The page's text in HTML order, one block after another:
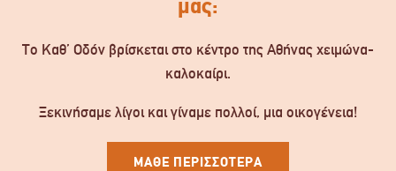
μας:
Το Καθ’ Οδόν βρίσκεται στο κέντρο της Αθήνας χειμώνα-
καλοκαίρι.
Ξεκινήσαμε λίγοι και γίναμε πολλοί, μια οικογένεια!
ΜΑΘΕ ΠΕΡΙΣΣΟΤΕΡΑ